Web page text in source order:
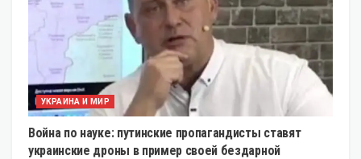
УКРАИНА И МИР
Война по науке: путинские пропагандисты ставят
украинские дроны в пример своей бездарной